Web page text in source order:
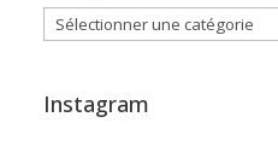
Catégories
Instagram